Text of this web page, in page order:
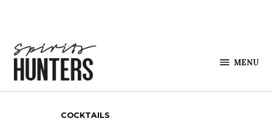
MENU
COCKTAILS